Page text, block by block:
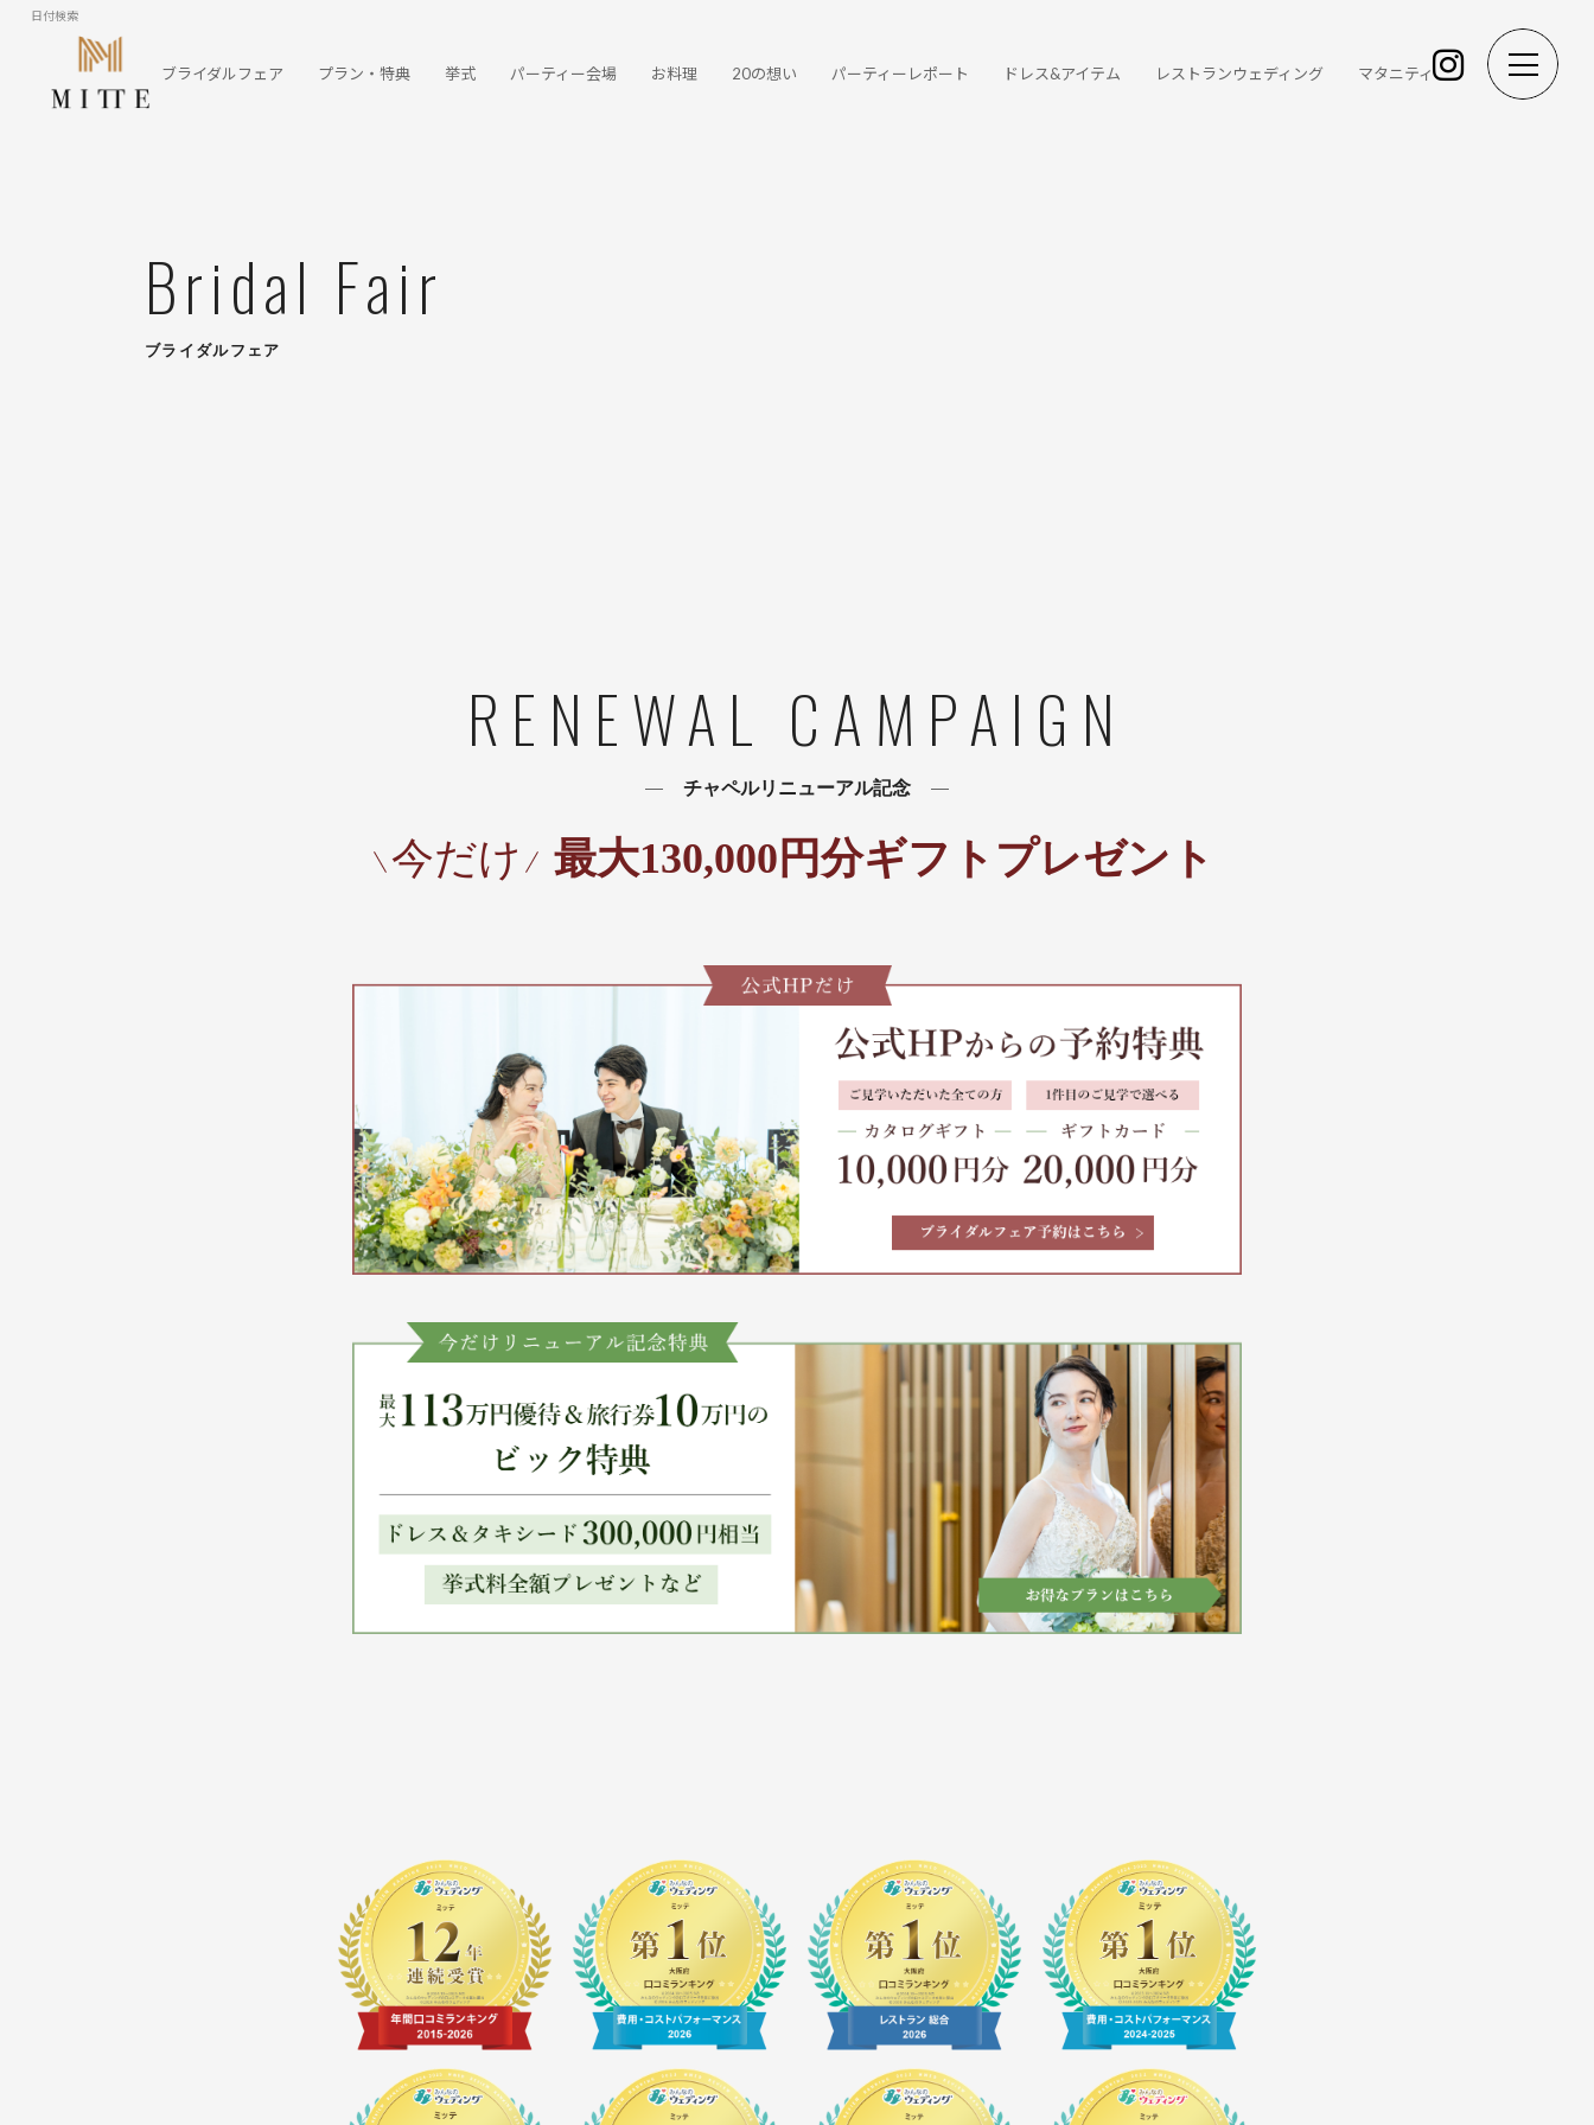
日付検索
ブライダルフェア プラン・特典 挙式 パーティー会場 お料理 20の想い パーティーレポート ドレス&アイテム レストランウェディング マタニティ
Bridal Fair
ブライダルフェア
RENEWAL CAMPAIGN
チャペルリニューアル記念
今だけ 最大130,000 円分ギフトプレゼント